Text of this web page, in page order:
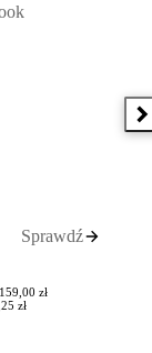
Sprawdź
zł
zł